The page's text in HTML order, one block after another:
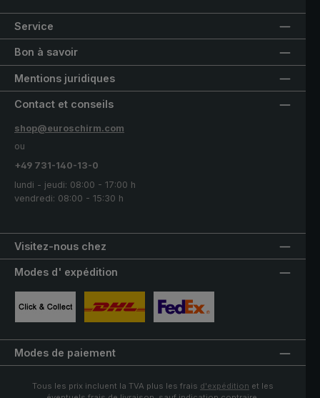
Service
Bon à savoir
Mentions juridiques
Visitez-nous chez
Contact et conseils
shop@euroschirm.com
ou
+49 731-140-13-0
lundi - jeudi: 08:00 - 17:00 h
vendredi: 08:00 - 15:30 h
Modes d' expédition
Modes de paiement
Tous les prix incluent la TVA plus les frais d'expédition et les